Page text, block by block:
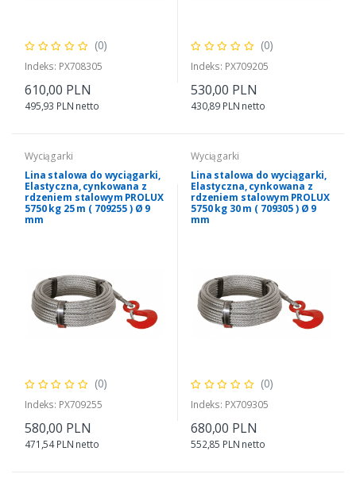
(0)
Indeks: PX708305
610,00 PLN
495,93 PLN netto
(0)
Indeks: PX709205
530,00 PLN
430,89 PLN netto
Wyciągarki
Lina stalowa do wyciągarki,
Elastyczna, cynkowana z
rdzeniem stalowym PROLUX
5750 kg 25 m ( 709255 ) Ø 9
mm
(0)
Indeks: PX709255
580,00 PLN
471,54 PLN netto
Wyciągarki
Lina stalowa do wyciągarki,
Elastyczna, cynkowana z
rdzeniem stalowym PROLUX
5750 kg 30 m ( 709305 ) Ø 9
mm
(0)
Indeks: PX709305
680,00 PLN
552,85 PLN netto